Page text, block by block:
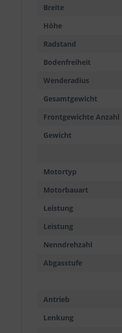
Breite
Höhe
Radstand
Bodenfreiheit
Wenderadius
Gesamtgewicht
Frontgewichte Anzahl
Gewicht
Motortyp
Motorbauart
Leistung
Leistung
Nenndrehzahl
Abgasstufe
Antrieb
Lenkung